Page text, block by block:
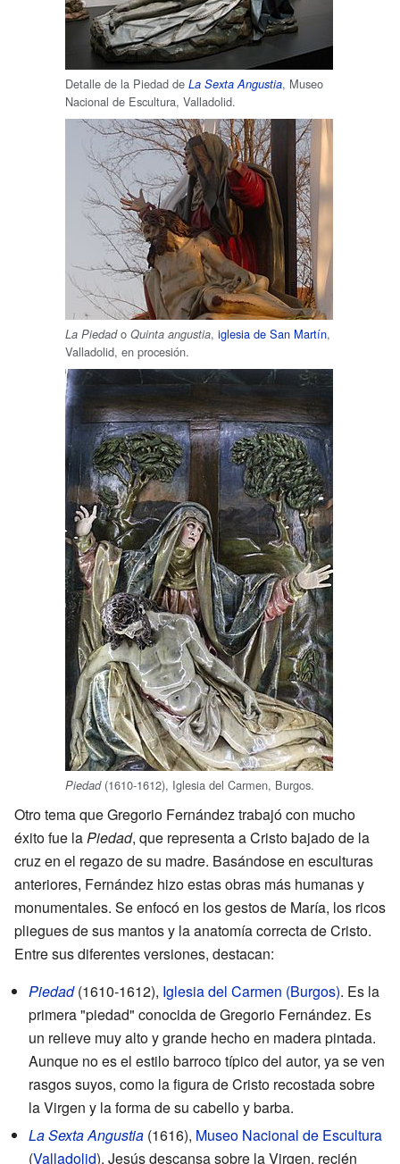
Detalle de la Piedad de La Sexta Angustia, Museo
Nacional de Escultura, Valladolid.
La Piedado Quinta angustia, iglesia de San Martín,
Valladolid, en procesión.
Piedad(1610-1612), Iglesia del Carmen, Burgos.
Otro tema que Gregorio Fernández trabajó con mucho
éxito fue laPiedad, que representa a Cristo bajado de la
cruz en el regazo de su madre. Basándose en esculturas
anteriores, Fernández hizo estas obras más humanas y
monumentales. Se enfocó en los gestos de María, los ricos
pliegues de sus mantos y la anatomía correcta de Cristo.
Entre sus diferentes versiones, destacan:
Piedad(1610-1612), Iglesia del Carmen (Burgos). Es la
primera "piedad" conocida de Gregorio Fernández. Es
un relieve muy alto y grande hecho en madera pintada.
Aunque no es el estilo barroco típico del autor, ya se ven
rasgos suyos, como la figura de Cristo recostada sobre
la Virgen y la forma de su cabello y barba.
La Sexta Angustia (1616), Museo Nacional de Escultura
(Valladolid). Jesús descansa sobre la Virgen, recién